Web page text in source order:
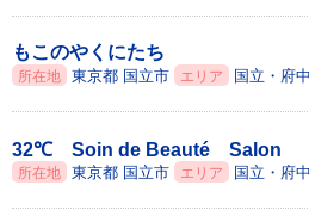
もこのやくにたち
所在地 東京都 国立市 エリア 国立・府
32℃ Soin de Beauté Salon
所在地 東京都 国立市 エリア 国立・府